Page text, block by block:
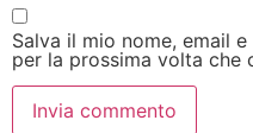
Salva il mio nome, email
per la prossima volta che